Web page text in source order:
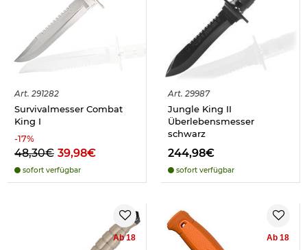
Art. 291282
Survivalmesser Combat
King I
-17%
48,30€ 39,98€
sofort verfügbar
Art. 29987
Jungle King II
Überlebensmesser
schwarz
244,98€
sofort verfügbar
Ab 18 Ab 18